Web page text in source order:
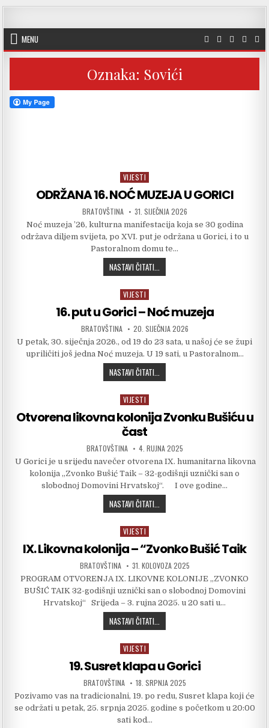
MENU
Oznaka: Sovići
Posted in
VIJESTI
ODRŽANA 16. NOĆ MUZEJA U GORICI
AUTHOR:
BRATOVŠTINA PUBLISHED DATE:
31. SIJEČNJA 2026
Noć muzeja ’26, kulturna manifestacija koja se 30 godina
održava diljem svijeta, po XVI. put je održana u Gorici, i to u
Pastoralnom domu te…
NASTAVI ČITATI...
Posted in
VIJESTI
16. put u Gorici – Noć muzeja
AUTHOR:
BRATOVŠTINA PUBLISHED DATE:
20. SIJEČNJA 2026
U petak, 30. siječnja 2026., od 19 do 23 sata, u našoj će se župi
upriličiti još jedna Noć muzeja. U 19 sati, u Pastoralnom…
NASTAVI ČITATI...
Posted in
VIJESTI
Otvorena likovna kolonija Zvonku Bušiću u
čast
AUTHOR:
BRATOVŠTINA PUBLISHED DATE:
4. RUJNA 2025
U Gorici je u srijedu navečer otvorena IX. humanitarna likovna
kolonija „Zvonko Bušić Taik – 32-godišnji uznički san o
slobodnoj Domovini Hrvatskoj“. I ove godine…
NASTAVI ČITATI...
Posted in
VIJESTI
lX. Likovna kolonija – “Zvonko Bušić Taik
AUTHOR:
BRATOVŠTINA PUBLISHED DATE:
31. KOLOVOZA 2025
PROGRAM OTVORENJA IX. LIKOVNE KOLONIJE „ZVONKO
BUŠIĆ TAIK 32-godišnji uznički san o slobodnoj Domovini
Hrvatskoj“ Srijeda – 3. rujna 2025. u 20 sati u…
NASTAVI ČITATI...
Posted in
VIJESTI
19. Susret klapa u Gorici
AUTHOR:
BRATOVŠTINA PUBLISHED DATE:
18. SRPNJA 2025
Pozivamo vas na tradicionalni, 19. po redu, Susret klapa koji će
se održati u petak, 25. srpnja 2025. godine s početkom u 20:00
sati kod…